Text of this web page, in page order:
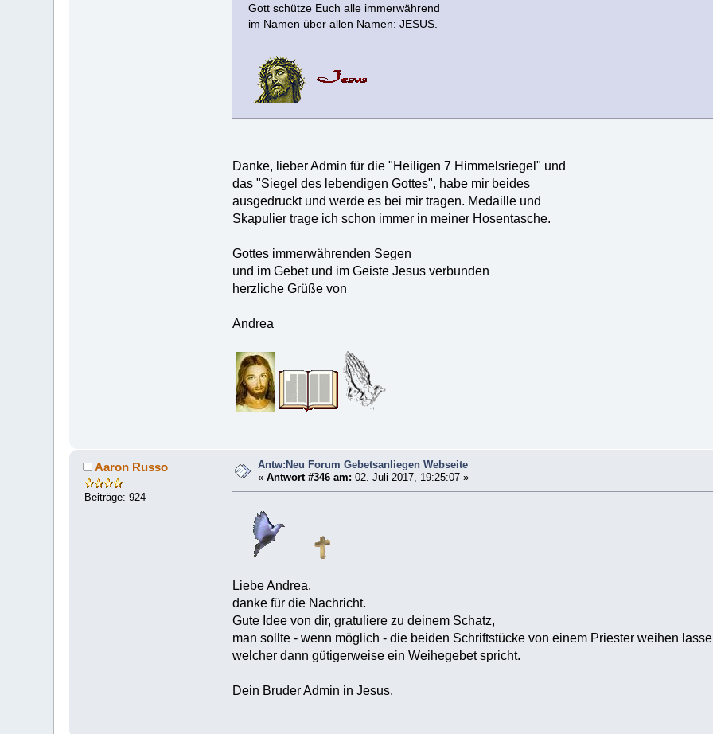
Gott schütze Euch alle immerwährend
im Namen über allen Namen: JESUS.
Danke, lieber Admin für die "Heiligen 7 Himmelsriegel" und
das "Siegel des lebendigen Gottes", habe mir beides
ausgedruckt und werde es bei mir tragen. Medaille und
Skapulier trage ich schon immer in meiner Hosentasche.
Gottes immerwährenden Segen
und im Gebet und im Geiste Jesus verbunden
herzliche Grüße von
Andrea
Aaron Russo
Beiträge: 924
Antw:Neu Forum Gebetsanliegen Webseite
«Antwort #346 am: 02. Juli 2017, 19:25:07 »
Liebe Andrea,
danke für die Nachricht.
Gute Idee von dir, gratuliere zu deinem Schatz,
man sollte - wenn möglich - die beiden Schriftstücke von einem Priester weihen
welcher dann gütigerweise ein Weihegebet spricht.
Dein Bruder Admin in Jesus.